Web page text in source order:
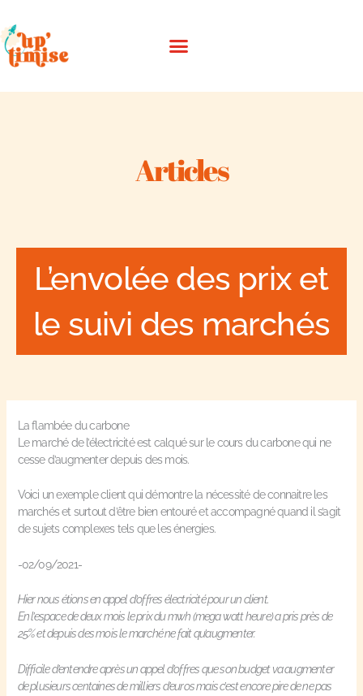
au
contenu
Articles
L’envolée des prix et
le suivi des marchés
La flambée du carbone
Le marché de l’électricité est calqué sur le cours du carbone qui ne
cesse d’augmenter depuis des mois.
Voici un exemple client qui démontre la nécessité de connaitre les
marchés et surtout d’être bien entouré et accompagné quand il s’agit
de sujets complexes tels que les énergies.
-02/09/2021-
Hier nous étions en appel d’offres électricité pour un client.
En l’espace de deux mois le prix du mwh (mega watt heure) a pris près de
25% et depuis des mois le marché ne fait qu’augmenter.
Difficile d’entendre après un appel d’offres que son budget va augmenter
de plusieurs centaines de milliers d’euros mais c’est encore pire de ne pas